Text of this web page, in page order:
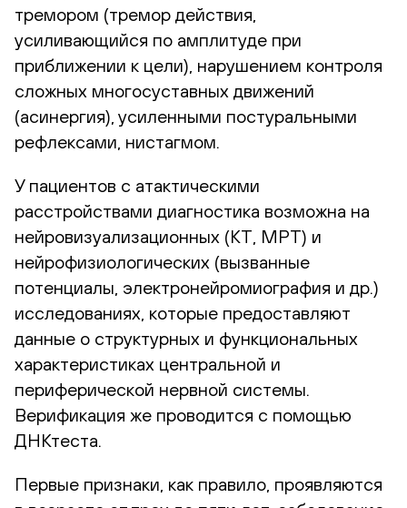
тремором (тремор действия,
усиливающийся по амплитуде при
приближении к цели), нарушением контроля
сложных многосуставных движений
(асинергия), усиленными постуральными
рефлексами, нистагмом.
У пациентов с атактическими
расстройствами диагностика возможна на
нейровизуализационных (КТ, МРТ) и
нейрофизиологических (вызванные
потенциалы, электронейромиография и др.)
исследованиях, которые предоставляют
данные о структурных и функциональных
характеристиках центральной и
периферической нервной системы.
Верификация же проводится с помощью
ДНКтеста.
Первые признаки, как правило, проявляются